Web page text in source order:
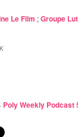
Le Film ;Groupe
Poly Weekly Podcast